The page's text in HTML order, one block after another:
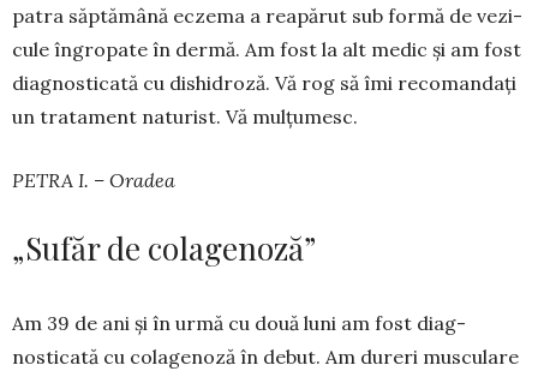
patra săp­tămână eczema a reapărut sub formă de ve­zi­
cule îngro­pate în dermă. Am fost la alt medic și am fost
diag­nos­ticată cu dishidroză. Vă rog să îmi re­co­mandați
un tratament naturist. Vă mul­țumesc.
PETRA I. – Oradea
„Sufăr de colagenoză”
Am 39 de ani și în urmă cu două luni am fost diag­
nosticată cu colagenoză în de­but. Am dureri musculare